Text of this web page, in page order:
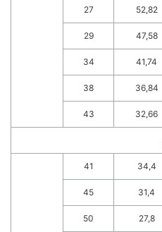
27 52,82
29 47,58
34 41,74
38 36,84
43 32,66
41 34,4
45 31,4
50 27,8